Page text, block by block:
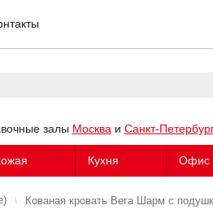
залы Москва и Санкт-
Кухня Офис
Кованая кровать Вега Шарм с